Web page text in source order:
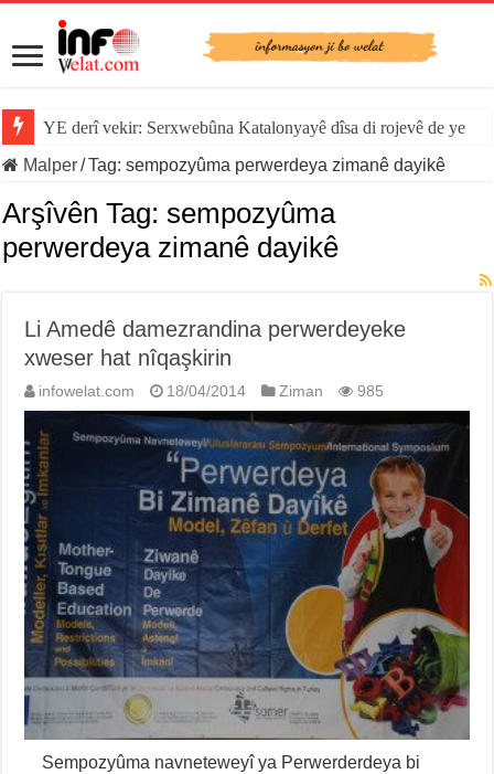
YE derî vekir: Serxwebûna Katalonyayê dîsa di rojevê de ye
Malper/Tag:sempozyûma perwerdeya zimanê dayikê
Arşîvên Tag:sempozyûma
perwerdeya zimanê dayikê
Li Amedê damezrandina perwerdeyeke
xweser hat nîqaşkirin
infowelat.com 18/04/2014 Ziman 985
Sempozyûma navneteweyî ya Perwerderdeya bi